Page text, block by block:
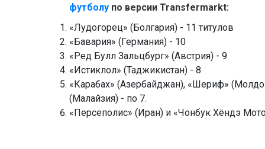
футболу по версии Transfermarkt:
«Лудогорец» (Болгария) - 11 титулов
«Бавария» (Германия) - 10
«Ред Булл Зальцбург» (Австрия) - 9
«Истиклол» (Таджикистан) - 8
«Карабах» (Азербайджан), «Шериф»
(Малайзия) - по 7.
«Персеполис» (Иран) и «Чонбук Хёндэ